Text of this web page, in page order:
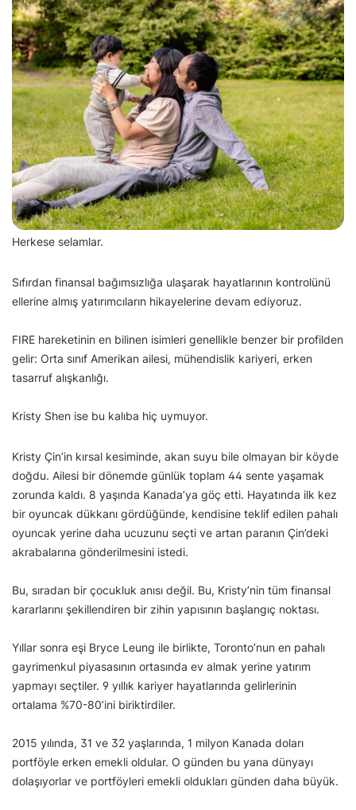
Herkese selamlar.
Sıfırdan finansal bağımsızlığa ulaşarak hayatlarının kontrolünü
ellerine almış yatırımcıların hikayelerine devam ediyoruz.
FIRE hareketinin en bilinen isimleri genellikle benzer bir profilden
gelir: Orta sınıf Amerikan ailesi, mühendislik kariyeri, erken
tasarruf alışkanlığı.
Kristy Shen ise bu kalıba hiç uymuyor.
Kristy Çin’in kırsal kesiminde, akan suyu bile olmayan bir köyde
doğdu. Ailesi bir dönemde günlük toplam 44 sente yaşamak
zorunda kaldı. 8 yaşında Kanada’ya göç etti. Hayatında ilk kez
bir oyuncak dükkanı gördüğünde, kendisine teklif edilen pahalı
oyuncak yerine daha ucuzunu seçti ve artan paranın Çin’deki
akrabalarına gönderilmesini istedi.
Bu, sıradan bir çocukluk anısı değil. Bu, Kristy’nin tüm finansal
kararlarını şekillendiren bir zihin yapısının başlangıç noktası.
Yıllar sonra eşi Bryce Leung ile birlikte, Toronto’nun en pahalı
gayrimenkul piyasasının ortasında ev almak yerine yatırım
yapmayı seçtiler. 9 yıllık kariyer hayatlarında gelirlerinin
ortalama %70-80’ini biriktirdiler.
2015 yılında, 31 ve 32 yaşlarında, 1 milyon Kanada doları
portföyle erken emekli oldular. O günden bu yana dünyayı
dolaşıyorlar ve portföyleri emekli oldukları günden daha büyük.